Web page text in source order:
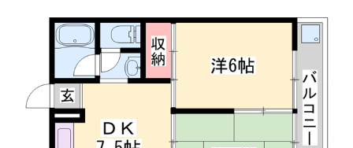
オートロック付き物件特集
路線·駅から探す
地域から探す